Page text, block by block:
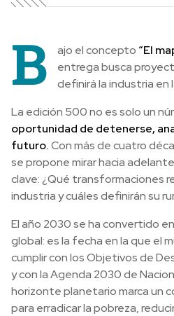
B ajo el concepto “El
entrega busca
definirá la industria en
La edición 500 no es solo un
oportunidad de detenerse,
futuro.Con más de cuatro
se propone mirar hacia
clave: ¿Qué transformaciones
industria y cuáles definirán su
El año 2030 se ha convertido
global: es la fecha en la que el
cumplir con los Objetivos de
y con la Agenda 2030 de
horizonte planetario marca un
para erradicar la pobreza,